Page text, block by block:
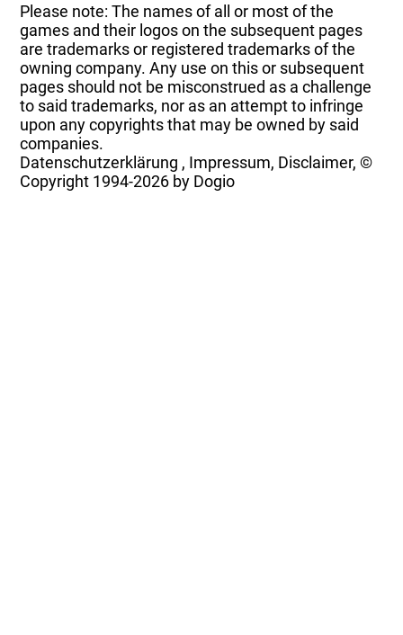
Please note: The names of all or most of the
games and their logos on the subsequent pages
are trademarks or registered trademarks of the
owning company. Any use on this or subsequent
pages should not be misconstrued as a challenge
to said trademarks, nor as an attempt to infringe
upon any copyrights that may be owned by said
companies.
Datenschutzerklärung , Impressum, Disclaimer, ©
Copyright 1994-2026 by Dogio